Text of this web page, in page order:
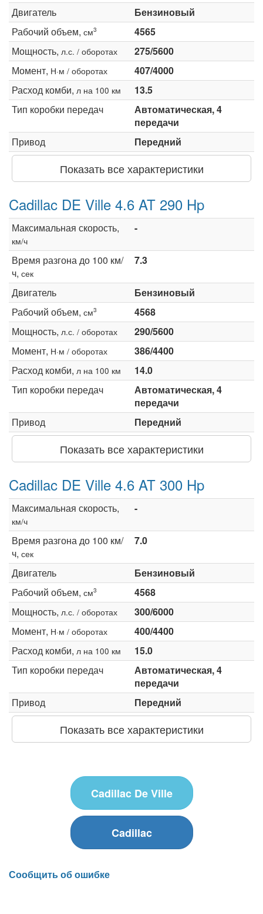
Двигатель
Бензиновый
Рабочий объем, см3
4565
Мощность, л.с. / оборотах
275/5600
Момент, Н·м / оборотах
407/4000
Расход комби, л на 100 км
13.5
Тип коробки передач
Автоматическая, 4
передачи
Привод
Передний
Показать все характеристики
Cadillac DE Ville 4.6 AT 290 Hp
Максимальная скорость,
км/ч
-
Время разгона до 100 км/
ч, сек
7.3
Двигатель
Бензиновый
Рабочий объем, см3
4568
Мощность, л.с. / оборотах
290/5600
Момент, Н·м / оборотах
386/4400
Расход комби, л на 100 км
14.0
Тип коробки передач
Автоматическая, 4
передачи
Привод
Передний
Показать все характеристики
Cadillac DE Ville 4.6 AT 300 Hp
Максимальная скорость,
км/ч
-
Время разгона до 100 км/
ч, сек
7.0
Двигатель
Бензиновый
Рабочий объем, см3
4568
Мощность, л.с. / оборотах
300/6000
Момент, Н·м / оборотах
400/4400
Расход комби, л на 100 км
15.0
Тип коробки передач
Автоматическая, 4
передачи
Привод
Передний
Показать все характеристики
Cadillac De Ville
Cadillac
Сообщить об ошибке